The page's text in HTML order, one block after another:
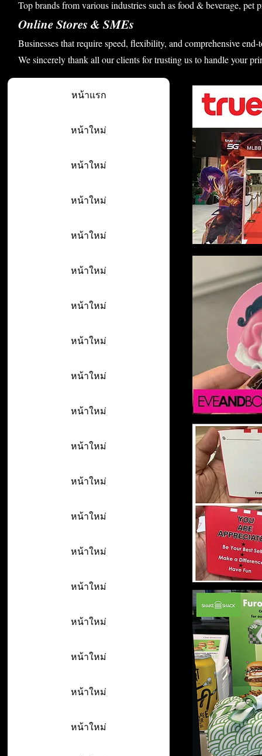
Top brands from various industries such as food & beverage, pet
Online Stores & SMEs
Businesses that require speed, flexibility, and comprehensive
We sincerely thank all our clients for trusting us to handle your
หน้าแรก
หน้าใหม่
หน้าใหม่
หน้าใหม่
หน้าใหม่
หน้าใหม่
หน้าใหม่
หน้าใหม่
หน้าใหม่
หน้าใหม่
หน้าใหม่
หน้าใหม่
หน้าใหม่
หน้าใหม่
หน้าใหม่
หน้าใหม่
หน้าใหม่
หน้าใหม่
หน้าใหม่